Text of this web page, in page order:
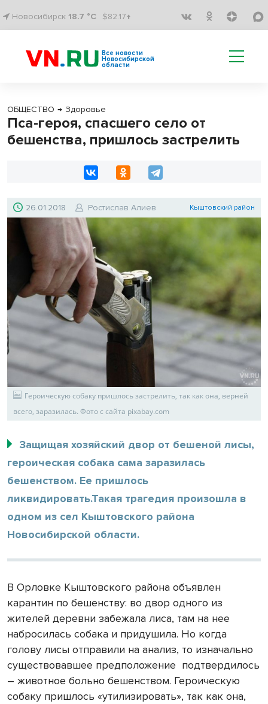
Новосибирск 18.7 °C $82.17↑
Все новости
Новосибирской
области
ОБЩЕСТВО → Здоровье
Пса-героя, спасшего село от
бешенства, пришлось застрелить
26.01.2018 Ростислав Алиев Кыштовский район
Героическую собаку пришлось застрелить, так как она, верней
всего, заразилась. Фото с сайта pixabay.com
Защищая хозяйский двор от бешеной лисы,
героическая собака сама заразилась
бешенством. Ее пришлось
ликвидировать.Такая трагедия произошла в
одном из сел Кыштовского района
Новосибирской области.
В Орловке Кыштовского района объявлен
карантин по бешенству: во двор одного из
жителей деревни забежала лиса, там на нее
набросилась собака и придушила. Но когда
голову лисы отправили на анализ, то изначально
существовавшее предположение подтвердилось
– животное больно бешенством. Героическую
собаку пришлось «утилизировать», так как она,